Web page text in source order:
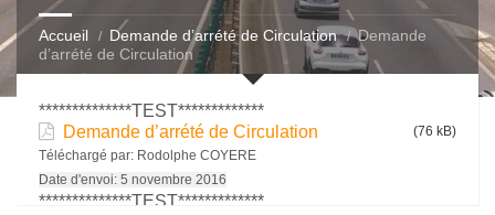
Accueil Demande d’arrété de Circulation
Demande
d’arrété de Circulation
**************TEST*************
Demande d’arrété de Circulation
(76 kB)
Téléchargé par: Rodolphe COYERE
Date d'envoi: 5 novembre 2016
**************TEST*************